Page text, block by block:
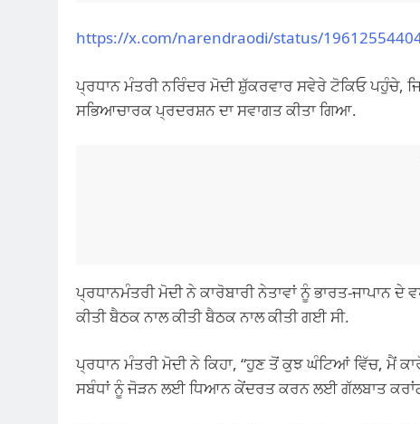
https://x.com/narendraodi/status/
ਪ੍ਰਧਾਨ ਮੰਤਰੀ ਨਰਿੰਦਰ ਮੋਦੀ ਸ਼ੁੱਕਰਵਾਰ ਸਵੇਰੇ ਟੋਕਿਓ ਪਹੁੰਚੇ,
ਸਭਿਆਚਾਰਕ ਪ੍ਰਦਰਸ਼ਨ ਦਾ ਸਵਾਗਤ ਕੀਤਾ ਗਿਆ.
ਪ੍ਰਧਾਨਮੰਤਰੀ ਮੋਦੀ ਨੇ ਕਾਰੋਬਾਰੀ ਨੇਤਾਵਾਂ ਨੂੰ ਭਾਰਤ-ਜਾਪਾਨ
ਕੀਤੀ ਬੈਠਕ ਨਾਲ ਕੀਤੀ ਬੈਠਕ ਨਾਲ ਕੀਤੀ ਗਈ ਸੀ.
ਪ੍ਰਧਾਨ ਮੰਤਰੀ ਮੋਦੀ ਨੇ ਕਿਹਾ, “ਹੁਣ ਤੋਂ ਕੁਝ ਘੰਟਿਆਂ ਵਿੱਚ, ਮੈਂ
ਸਬੰਧਾਂ ਨੂੰ ਜੋੜਨ ਲਈ ਧਿਆਨ ਕੇਂਦਰਤ ਕਰਨ ਲਈ ਗੱਲਬਾਤ